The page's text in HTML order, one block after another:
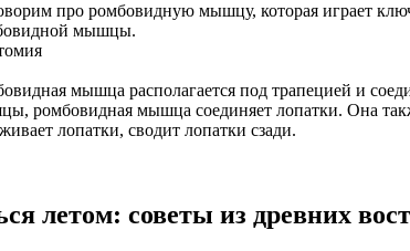
про ромбовидную мышцу, которая играет
мышцы.
мышца располагается под трапецией и
ромбовидная мышца соединяет лопатки. Она
лопатки, сводит лопатки сзади.
летом: советы из древних